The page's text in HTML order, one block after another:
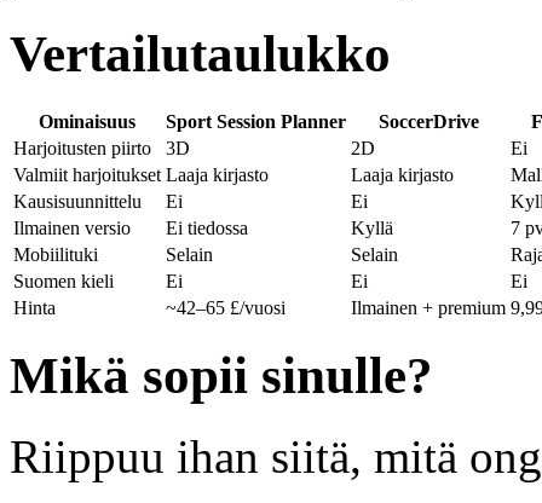
Vertailutaulukko
Ominaisuus Sport Session Planner SoccerDrive
Harjoitusten piirto
3D 2D
Ei
Valmiit harjoitukset Laaja kirjasto Laaja kirjasto
Kausisuunnittelu
Ei Ei
Ilmainen versio
Ei tiedossa Kyllä
7
Mobiilituki
Selain Selain
Suomen kieli
Ei Ei
Ei
Hinta
~42–65 £/vuosi Ilmainen + premium
Mikä sopii sinulle?
Riippuu ihan siitä, mitä